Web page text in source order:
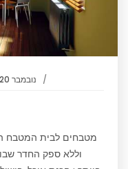
נובמבר 20, 2020
מטבחים לבית המטבח
וללא ספק החדר